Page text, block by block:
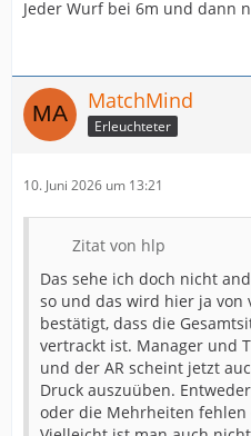
Jeder Wurf bei 6m und dann
MatchMind
Erleuchteter
10. Juni 2026 um 13:21
Zitat von hlp
Das sehe ich doch nicht
so und das wird hier ja
bestätigt, dass die
vertrackt ist. Manager und
und der AR scheint jetzt
Druck auszuüben.
oder die Mehrheiten fehlen